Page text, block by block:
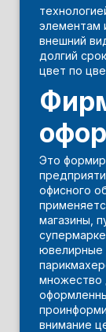
элементам
внешний
долгий
цвет по
Это
офисного
магазины,
ювелирные
множество
внимание